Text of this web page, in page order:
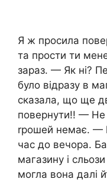
Я ж просила
та прости ти
зараз. — Як ні?
було відразу в
сказала, що ще
повернути!! —
rрошей немає. —
час до вечора.
магазину і
могла вона далі